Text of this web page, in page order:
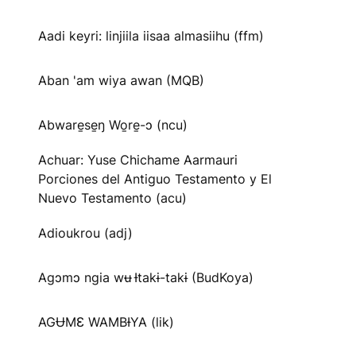
Aadi keyri: linjiila iisaa almasiihu (ffm)
Aban 'am wiya awan (MQB)
Abware̱se̱ŋ Wo̱re̱-ɔ (ncu)
Achuar: Yuse Chichame Aarmauri
Porciones del Antiguo Testamento y El
Nuevo Testamento (acu)
Adioukrou (adj)
Agɔmɔ ngia wʉ Ɨtakɨ-takɨ (BudKoya)
AGɄMƐ WAMBƗYA (lik)